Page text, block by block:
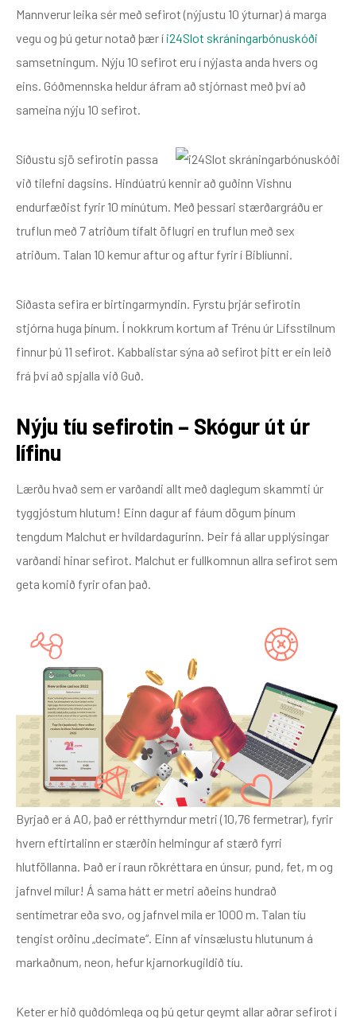
Mannverur leika sér með sefirot (nýjustu 10 ýturnar) á marga
vegu og þú getur notað þær í i24Slot skráningarbónuskóði
samsetningum. Nýju 10 sefirot eru í nýjasta anda hvers og
eins. Góðmennska heldur áfram að stjórnast með því að
sameina nýju 10 sefirot.
Síðustu sjö sefirotin passa
við tilefni dagsins. Hindúatrú kennir að guðinn Vishnu
endurfæðist fyrir 10 mínútum. Með þessari stærðargráðu er
truflun með 7 atriðum tífalt öflugri en truflun með sex
atriðum. Talan 10 kemur aftur og aftur fyrir í Biblíunni.
Síðasta sefira er birtingarmyndin. Fyrstu þrjár sefirotin
stjórna huga þínum. Í nokkrum kortum af Trénu úr Lífsstílnum
finnur þú 11 sefirot. Kabbalistar sýna að sefirot þitt er ein leið
frá því að spjalla við Guð.
Nýju tíu sefirotin – Skógur út úr
lífinu
Lærðu hvað sem er varðandi allt með daglegum skammti úr
tyggjóstum hlutum! Einn dagur af fáum dögum þínum
tengdum Malchut er hvíldardagurinn. Þeir fá allar upplýsingar
varðandi hinar sefirot. Malchut er fullkomnun allra sefirot sem
geta komið fyrir ofan það.
Byrjað er á A0, það er rétthyrndur metri (10,76 fermetrar), fyrir
hvern eftirtalinn er stærðin helmingur af stærð fyrri
hlutföllanna. Það er í raun rökréttara en únsur, pund, fet, m og
jafnvel mílur! Á sama hátt er metri aðeins hundrað
sentímetrar eða svo, og jafnvel míla er 1000 m. Talan tíu
tengist orðinu „decimate“. Einn af vinsælustu hlutunum á
markaðnum, neon, hefur kjarnorkugildið tíu.
Keter er hið guðdómlega og þú getur geymt allar aðrar sefirot í